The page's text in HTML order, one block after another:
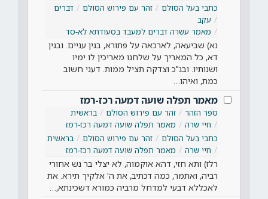
כתבי בעל הסולם
זהר עם פירוש הסולם
דברים
עקב
מאמר עשרה דברים למעבד בסעודתא לא-סד
נא) שביעאה, לארכאה על פתורא, בגין עניים. ובגין
דא, כל המאריך על שלחנו מאריכין לו ימיו
ושנותיו. ובג"כ וצדקה תציל ממות. דעני חשוב
כמת, ואיהו…
מאמר תפלה שועה דמעה רכז-רמז
ספר הזהר זהר עם פירוש הסולם
בראשית
חיי שרה
מאמר תפלה שועה דמעה רכז-רמז
כתבי בעל הסולם
זהר עם פירוש הסולם
בראשית
חיי שרה
מאמר תפלה שועה דמעה רכז-רמז
רלז) ותא חזי, דהא אוקמוה, לא יצלי בר נש אחורי
רביה, ואתמר, כמה דכתיב, את ה' אלקיך תירא. את
לאכללא דבעי למדחל מרביה כמורא דשכינתא,…